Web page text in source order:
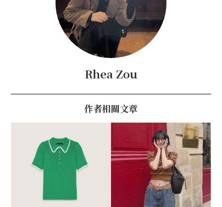
Rhea Zou
作者相關文章